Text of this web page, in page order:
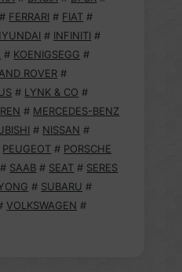
# FERRARI # FIAT #
# INFINITI #
# KOENIGSEGG #
ROVER #
# LYNK & CO #
# MERCEDES-BENZ
# NISSAN #
PEUGEOT # PORSCHE
# SAAB # SEAT # SERES
# SUBARU #
VOLKSWAGEN #